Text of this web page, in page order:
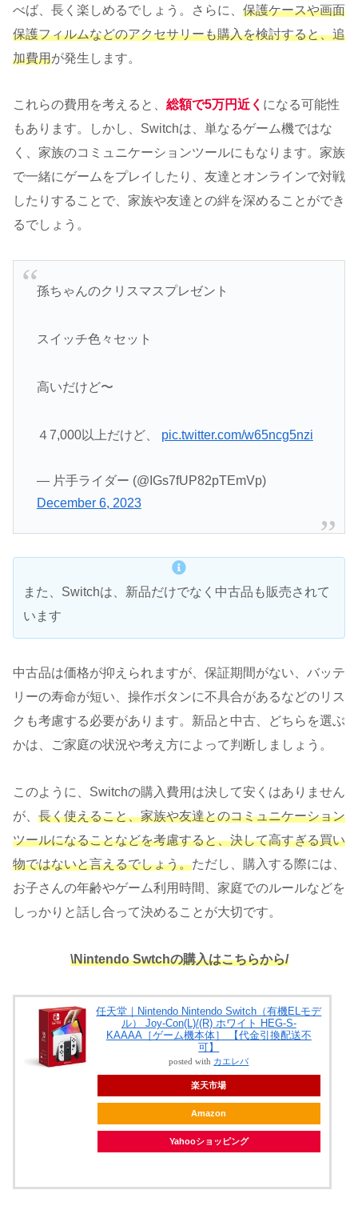
べば、長く楽しめるでしょう。さらに、 保護ケースや画面
保護フィルムなどのアクセサリーも購入を検討すると、追
加費用が発生します。
これらの費用を考えると、 総額で5万円近く になる可能性
もあります。しかし、Switchは、単なるゲーム機ではな
く、家族のコミュニケーションツールにもなります。家族
で一緒にゲームをプレイしたり、友達とオンラインで対戦
したりすることで、家族や友達との絆を深めることができ
るでしょう。
孫ちゃんのクリスマスプレゼント
スイッチ色々セット
高いだけど〜
４7,000以上だけど、 pic.twitter.com/w65ncg5nzi
— 片手ライダー (@IGs7fUP82pTEmVp)
December 6, 2023
また、Switchは、新品だけでなく中古品も販売されて
います
中古品は価格が抑えられますが、保証期間がない、バッテ
リーの寿命が短い、操作ボタンに不具合があるなどのリス
クも考慮する必要があります。新品と中古、どちらを選ぶ
かは、ご家庭の状況や考え方によって判断しましょう。
このように、Switchの購入費用は決して安くはありません
が、 長く使えること、家族や友達とのコミュニケーション
ツールになることなどを考慮すると、決して高すぎる買い
物ではないと言えるでしょう。ただし、購入する際には、
お子さんの年齢やゲーム利用時間、家庭でのルールなどを
しっかりと話し合って決めることが大切です。
\Nintendo Swtchの購入はこちらから/
任天堂｜Nintendo Nintendo Switch（有機ELモデ
ル） Joy-Con(L)/(R) ホワイト HEG-S-
KAAAA［ゲーム機本体］ 【代金引換配送不
可】
posted with カエレバ
楽天市場
Amazon
Yahooショッピング